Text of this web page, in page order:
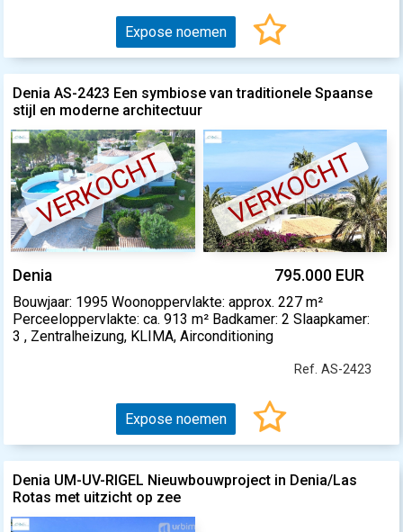
Expose noemen
Denia AS-2423 Een symbiose van traditionele Spaanse
stijl en moderne architectuur
VERKOCHT VERKOCHT
Denia 795.000 EUR
Bouwjaar: 1995 Woonoppervlakte: approx. 227 m²
Perceeloppervlakte: ca. 913 m² Badkamer: 2 Slaapkamer:
3 , Zentralheizung, KLIMA, Airconditioning
Ref. AS-2423
Expose noemen
Denia UM-UV-RIGEL Nieuwbouwproject in Denia/Las
Rotas met uitzicht op zee